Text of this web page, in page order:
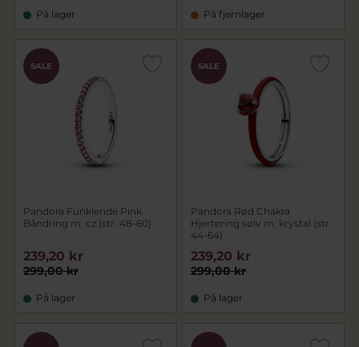
På lager På fjernlager
SALE
Pandora Funklende Pink
Båndring m. cz (str. 48-60)
299,00 kr
239,20 kr
På lager
SALE
Pandora Rød Chakra
Hjertering sølv m. krystal (str.
44-64)
299,00 kr
239,20 kr
På lager